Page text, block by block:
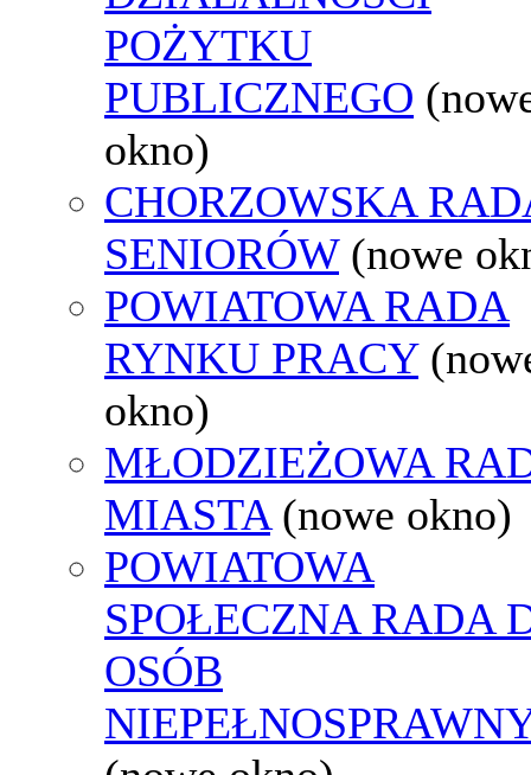
POŻYTKU
PUBLICZNEGO
okno)
CHORZOWSKA
SENIORÓW (nowe
POWIATOWA RADA
RYNKU PRACY
okno)
MŁODZIEŻOWA
MIASTA (nowe okno)
POWIATOWA
SPOŁECZNA RADA
OSÓB